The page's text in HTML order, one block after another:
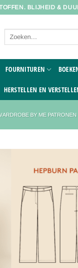
BLIJHEID &
Zoeken
FOURNITUREN
HERSTELLEN EN
BY ME PATRONEN